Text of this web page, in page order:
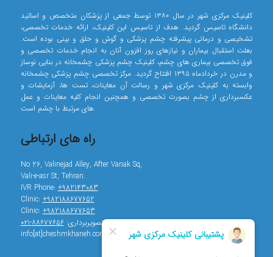
کلینیک مرکزی شهر در سال ۱۳۸۰ توسط جمعی از پزشکان متخصص و اساتید
دانشگاه تاسیس گردید. هدف از تاسیس این کلینیک، ارائه خدمات تخصصی،
تشخیصی و درمانی پیشرفته چشم پزشکی و گوش و حلق و بینی بوده است.
بعلت استقبال بیماران و نیازهای روز افزون آنان به انجام خدمات تخصصی و
فوق تخصصی بیماری های چشم، کلینیک چشم پزشکی چشمخانه در بنایی نوساز
و مدرن در خردادماه ۱۳۹۵ افتتاح گردید. مرکز تخصصی چشم پزشکی چشمخانه
وابسته به کلینیک مرکزی شهر و رسالت آن معاینات، تست ها، آزمایشات و
عکسبرداری از چشم بصورت تخصصی و همچنین انجام کلیه معاینات و عمل
های مرتبط با چشم است.
راه های ارتباطی
No 26, Valinejad Alley, After Vanak Sq,
Vali-e-asr St, Tehran.
IVR Phone:+982143083
Clinic:+982188677652
Clinic:+982188677653
تصویربرداری:۸۸۶۷۷۶۵۶-۰۲۱
info[at]cheshmkhaneh.com